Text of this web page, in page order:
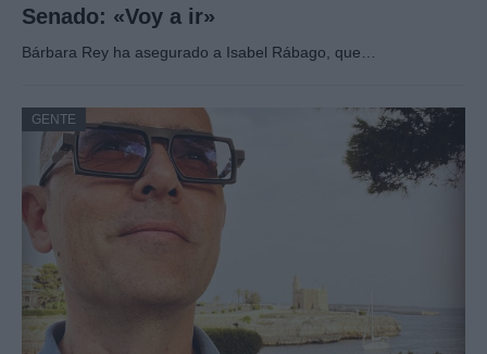
Senado: «Voy a ir»
Bárbara Rey ha asegurado a Isabel Rábago, que…
GENTE